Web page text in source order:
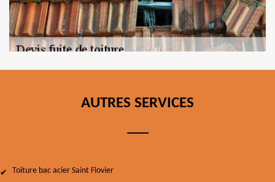
AUTRES SERVICES
Toiture bac acier Saint Flovier